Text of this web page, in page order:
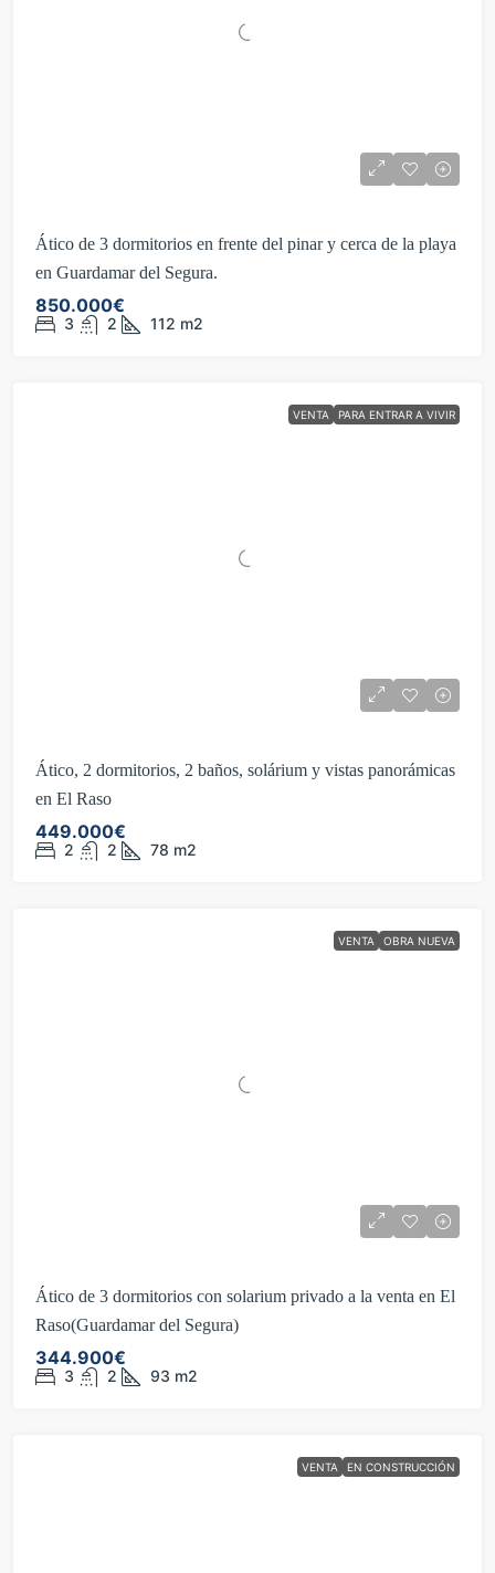
Ático de 3 dormitorios en frente del pinar y cerca de la playa
en Guardamar del Segura.
850.000€
3 2 112 m2
VENTA PARA ENTRAR A VIVIR
Ático, 2 dormitorios, 2 baños, solárium y vistas panorámicas
en El Raso
449.000€
2 2 78 m2
VENTA OBRA NUEVA
Ático de 3 dormitorios con solarium privado a la venta en El
Raso(Guardamar del Segura)
344.900€
3 2 93 m2
VENTA EN CONSTRUCCIÓN